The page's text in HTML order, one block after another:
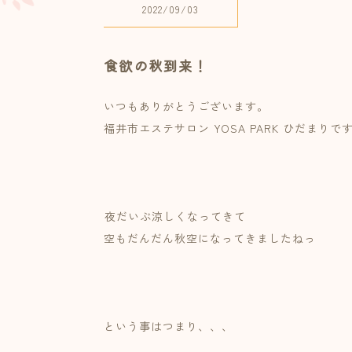
2022/09/03
食欲の秋到来！
いつもありがとうございます。
福井市エステサロン YOSA PARK ひだまりで
⁡夜だいぶ涼しくなってきて⁡
空もだんだん秋空になってきましたねっ⁡
という事はつまり、、、⁡